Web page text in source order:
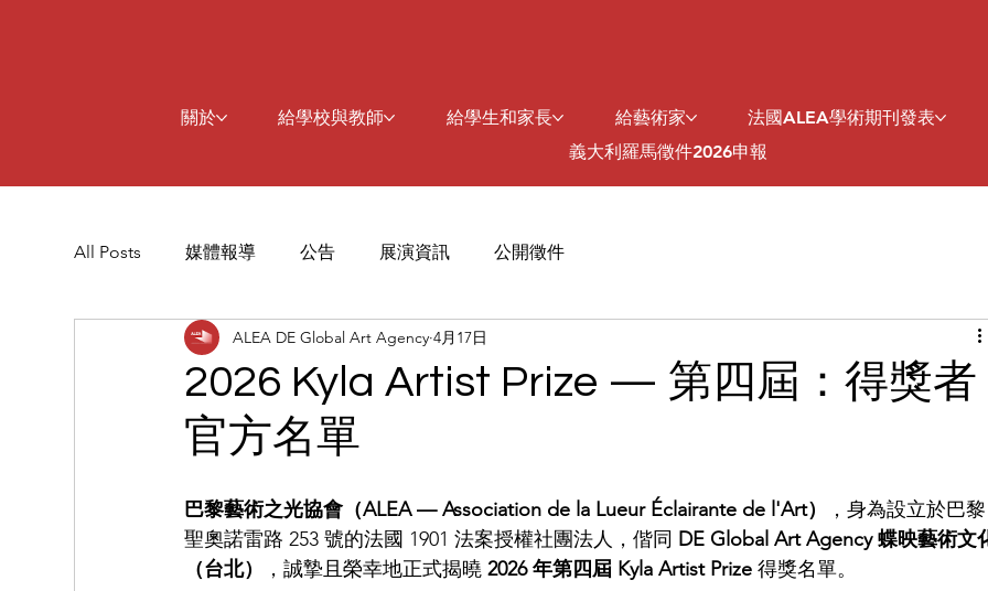
關於 給學校與教師 給學生和家長 給藝術家
法國ALEA學術期刊發表
義大利羅馬徵件2026申報
All Posts 媒體報導 公告 展演資訊 公開徵件
2026 Kyla Artist Prize — 第四屆：得獎者
官方名單
ALEA DE Global Art Agency 4月17日
巴黎藝術之光協會（ALEA — Association de la Lueur Éclairante de l'Art）
，身為設立於巴黎
聖奧諾雷路 253 號的法國 1901 法案授權社團法人，偕同 DE Global Art Agency 蝶映藝術文
（台北）
，誠摯且榮幸地正式揭曉 2026 年第四屆 Kyla Artist Prize 得獎名單。